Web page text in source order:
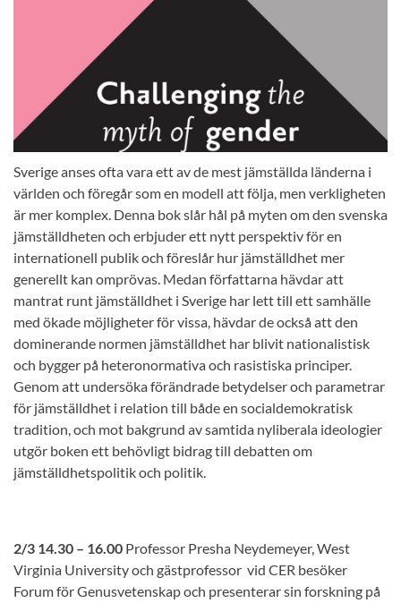
Sverige anses ofta vara ett av de mest jämställda länderna i
världen och föregår som en modell att följa, men verkligheten
är mer komplex. Denna bok slår hål på myten om den svenska
jämställdheten och erbjuder ett nytt perspektiv för en
internationell publik och föreslår hur jämställdhet mer
generellt kan omprövas. Medan författarna hävdar att
mantrat runt jämställdhet i Sverige har lett till ett samhälle
med ökade möjligheter för vissa, hävdar de också att den
dominerande normen jämställdhet har blivit nationalistisk
och bygger på heteronormativa och rasistiska principer.
Genom att undersöka förändrade betydelser och parametrar
för jämställdhet i relation till både en socialdemokratisk
tradition, och mot bakgrund av samtida nyliberala ideologier
utgör boken ett behövligt bidrag till debatten om
jämställdhetspolitik och politik.
2/3 14.30 – 16.00 Professor Presha Neydemeyer, West
Virginia University och gästprofessor vid CER besöker
Forum för Genusvetenskap och presenterar sin forskning på